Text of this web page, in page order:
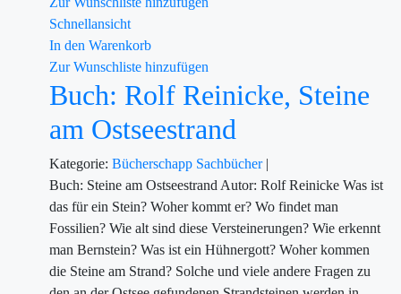
Schnellansicht
In den Warenkorb
Zur Wunschliste hinzufügen
Buch: Rolf Reinicke, Steine
am Ostseestrand
Kategorie: Bücherschapp Sachbücher |
Buch: Steine am Ostseestrand Autor: Rolf Reinicke Was ist
das für ein Stein? Woher kommt er? Wo findet man
Fossilien? Wie alt sind diese Versteinerungen? Wie erkennt
man Bernstein? Was ist ein Hühnergott? Woher kommen
die Steine am Strand? Solche und viele andere Fragen zu